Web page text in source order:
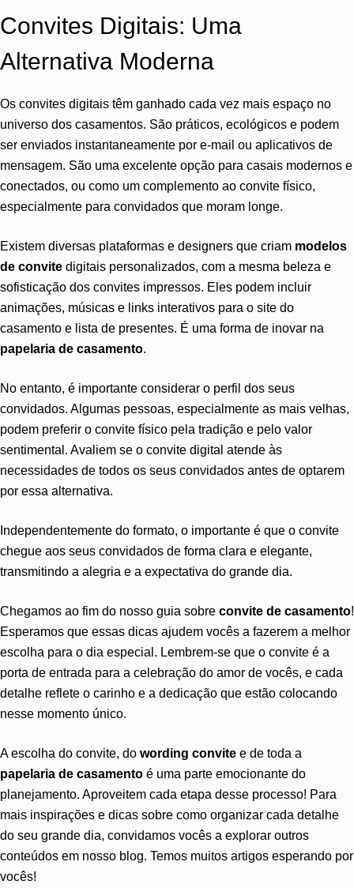
Convites Digitais: Uma
Alternativa Moderna
Os convites digitais têm ganhado cada vez mais espaço no
universo dos casamentos. São práticos, ecológicos e podem
ser enviados instantaneamente por e-mail ou aplicativos de
mensagem. São uma excelente opção para casais modernos e
conectados, ou como um complemento ao convite físico,
especialmente para convidados que moram longe.
Existem diversas plataformas e designers que criam modelos
de convite digitais personalizados, com a mesma beleza e
sofisticação dos convites impressos. Eles podem incluir
animações, músicas e links interativos para o site do
casamento e lista de presentes. É uma forma de inovar na
papelaria de casamento.
No entanto, é importante considerar o perfil dos seus
convidados. Algumas pessoas, especialmente as mais velhas,
podem preferir o convite físico pela tradição e pelo valor
sentimental. Avaliem se o convite digital atende às
necessidades de todos os seus convidados antes de optarem
por essa alternativa.
Independentemente do formato, o importante é que o convite
chegue aos seus convidados de forma clara e elegante,
transmitindo a alegria e a expectativa do grande dia.
Chegamos ao fim do nosso guia sobre convite de casamento!
Esperamos que essas dicas ajudem vocês a fazerem a melhor
escolha para o dia especial. Lembrem-se que o convite é a
porta de entrada para a celebração do amor de vocês, e cada
detalhe reflete o carinho e a dedicação que estão colocando
nesse momento único.
A escolha do convite, do wording convite e de toda a
papelaria de casamento é uma parte emocionante do
planejamento. Aproveitem cada etapa desse processo! Para
mais inspirações e dicas sobre como organizar cada detalhe
do seu grande dia, convidamos vocês a explorar outros
conteúdos em nosso blog. Temos muitos artigos esperando por
vocês!